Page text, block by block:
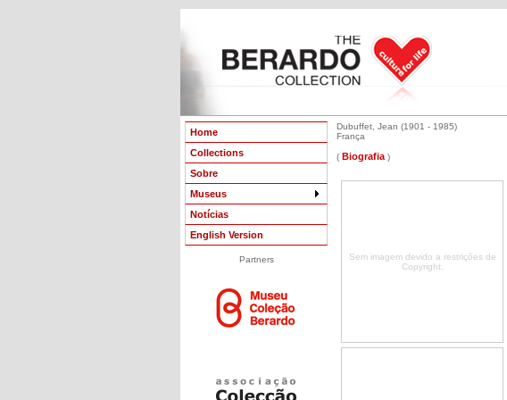
Home
Collections
Sobre
Museus
Notícias
English Version
Partners
Dubuffet, Jean (1901 - 1985)
França
( Biografia )
Sem imagem devido a restrições de
Copyright.